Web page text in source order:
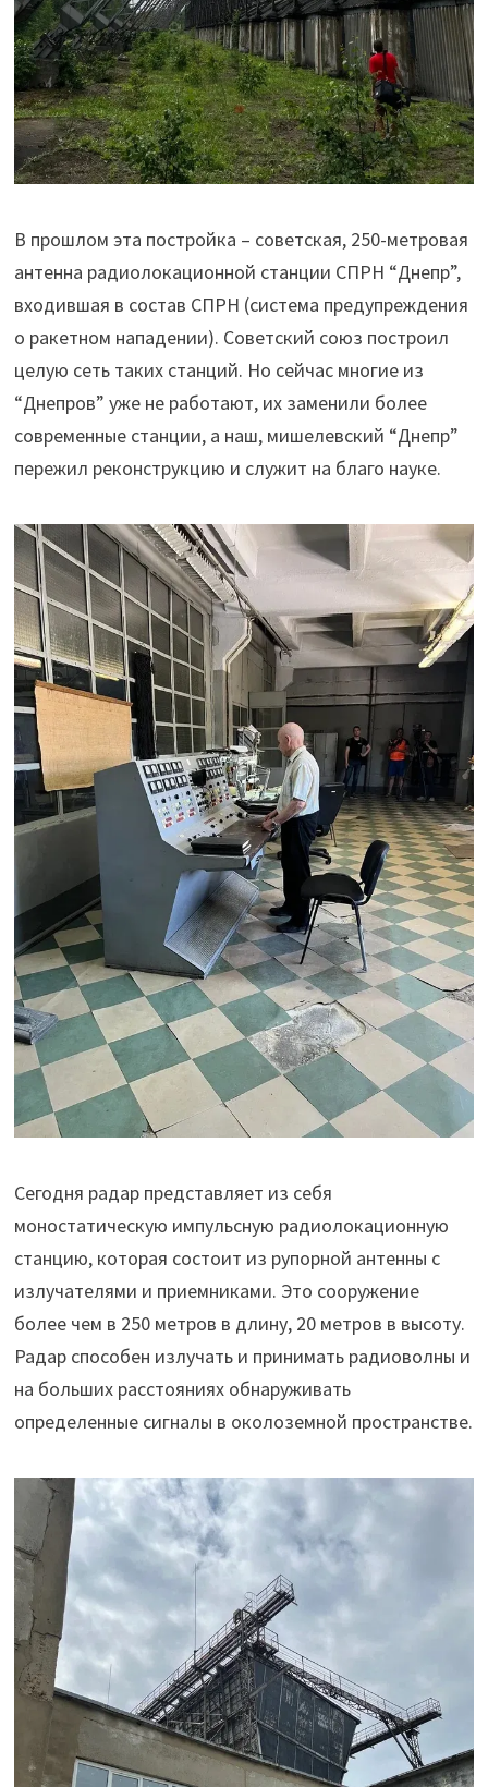
В прошлом эта постройка – советская, 250-метровая
антенна радиолокационной станции СПРН “Днепр”,
входившая в состав СПРН (система предупреждения
о ракетном нападении). Советский союз построил
целую сеть таких станций. Но сейчас многие из
“Днепров” уже не работают, их заменили более
современные станции, а наш, мишелевский “Днепр”
пережил реконструкцию и служит на благо науке.
Сегодня радар представляет из себя
моностатическую импульсную радиолокационную
станцию, которая состоит из рупорной антенны с
излучателями и приемниками. Это сооружение
более чем в 250 метров в длину, 20 метров в высоту.
Радар способен излучать и принимать радиоволны и
на больших расстояниях обнаруживать
определенные сигналы в околоземной пространстве.